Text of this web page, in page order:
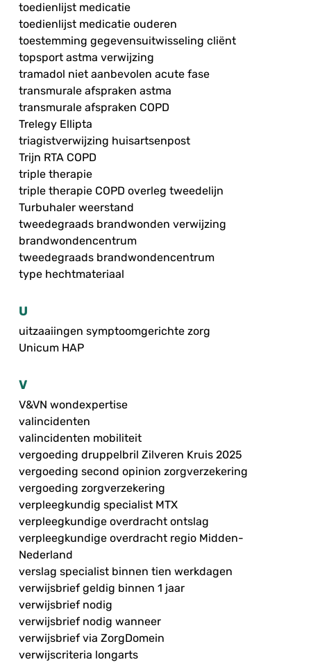
toedienlijst medicatie
toedienlijst medicatie ouderen
toestemming gegevensuitwisseling cliënt
topsport astma verwijzing
tramadol niet aanbevolen acute fase
transmurale afspraken astma
transmurale afspraken COPD
Trelegy Ellipta
triagistverwijzing huisartsenpost
Trijn RTA COPD
triple therapie
triple therapie COPD overleg tweedelijn
Turbuhaler weerstand
tweedegraads brandwonden verwijzing
brandwondencentrum
tweedegraads brandwondencentrum
type hechtmateriaal
U
uitzaaiingen symptoomgerichte zorg
Unicum HAP
V
V&VN wondexpertise
valincidenten
valincidenten mobiliteit
vergoeding druppelbril Zilveren Kruis 2025
vergoeding second opinion zorgverzekering
vergoeding zorgverzekering
verpleegkundig specialist MTX
verpleegkundige overdracht ontslag
verpleegkundige overdracht regio Midden-
Nederland
verslag specialist binnen tien werkdagen
verwijsbrief geldig binnen 1 jaar
verwijsbrief nodig
verwijsbrief nodig wanneer
verwijsbrief via ZorgDomein
verwijscriteria longarts